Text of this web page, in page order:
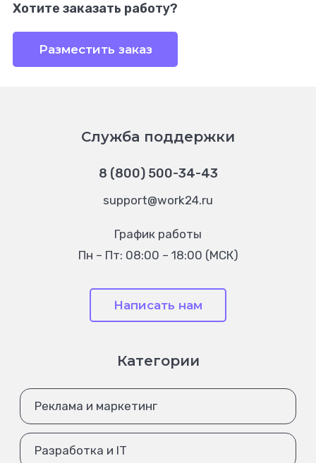
Хотите заказать работу?
Разместить заказ
Служба поддержки
8 (800) 500-34-43
support@work24.ru
График работы
Пн – Пт: 08:00 – 18:00 (МСК)
Написать нам
Категории
Реклама и маркетинг
Разработка и IT